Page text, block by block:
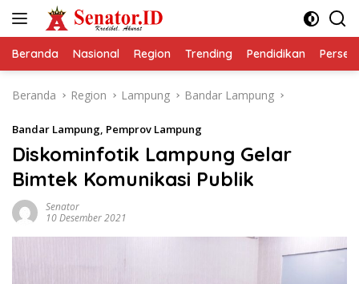
Beranda Nasional Region Trending Pendidikan
Beranda Region Lampung Bandar Lampung
Bandar Lampung, Pemprov Lampung
Diskominfotik Lampung Gelar
Bimtek Komunikasi Publik
Senator
10 Desember 2021